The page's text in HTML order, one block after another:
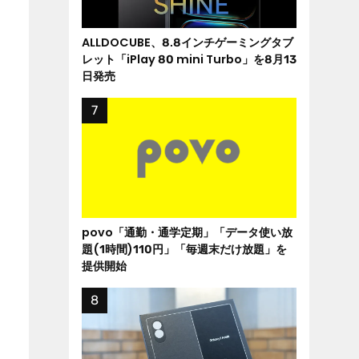
ALLDOCUBE、8.8インチゲーミングタブ
レット「iPlay 80 mini Turbo」を8月13
日発売
povo「通勤・通学定期」「データ使い放
題(1時間)110円」「毎週末だけ放題」を
提供開始